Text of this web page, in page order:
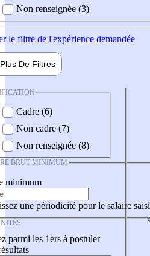
Non renseignée (3)
le filtre de l'expérience demandée
Plus De Filtres
Cadre (6)
Non cadre (7)
Non renseignée (8)
BRUT MINIMUM
minimum
une périodicité pour le salaire saisi
parmi les 1ers à postuler